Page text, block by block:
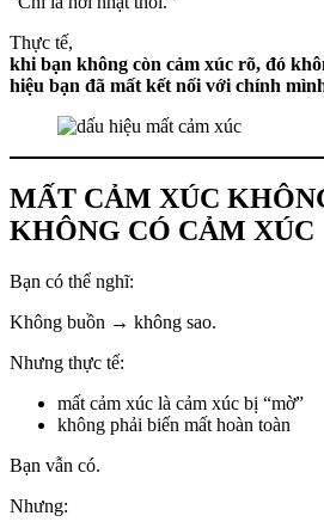
Thực tế,
khi bạn không còn cảm xúc rõ, đó
hiệu bạn đã mất kết nối với chính
MẤT CẢM XÚC
KHÔNG CÓ CẢM XÚC
Bạn có thể nghĩ:
Không buồn → không sao.
Nhưng thực tế:
mất cảm xúc là cảm xúc bị “mờ”
không phải biến mất hoàn toàn
Bạn vẫn có.
Nhưng: